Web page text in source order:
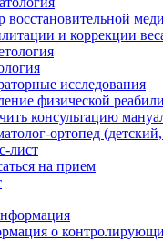
восстановительной
и коррекции
исследования
физической
консультацию
ортопед
лист
на прием
о